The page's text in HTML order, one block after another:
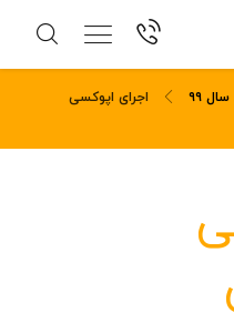
۹۹
اجرای اپوکسی